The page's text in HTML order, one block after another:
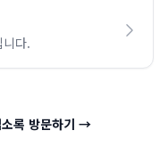
니다.
록 방문하기 →